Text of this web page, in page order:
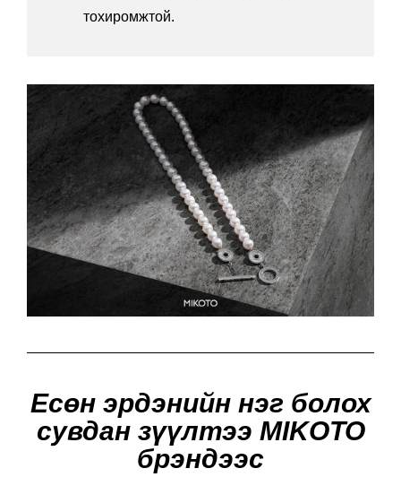
тохиромжтой.
Есөн эрдэнийн нэг болох
сувдан зүүлтээ MIKOTO
брэндээс